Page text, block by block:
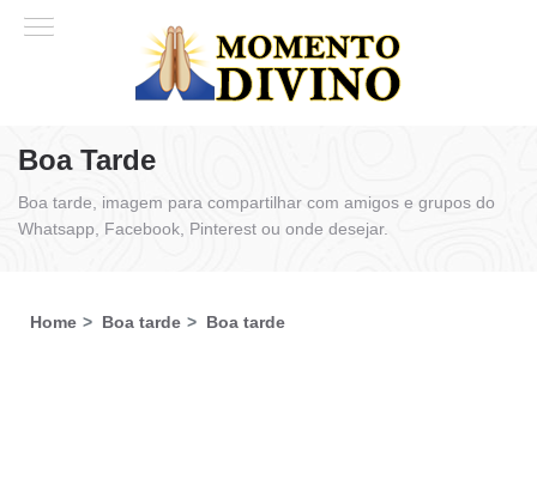
Boa Tarde
Boa tarde, imagem para compartilhar com amigos e grupos do
Whatsapp, Facebook, Pinterest ou onde desejar.
Home Boa tarde Boa tarde